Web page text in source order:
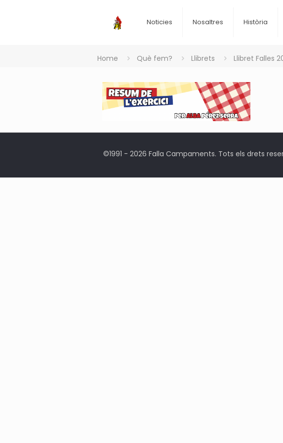
Noticies Nosaltres Història
Home Què fem? Llibrets Llibret Falles
©1991 - 2026 Falla Campaments. Tots els drets